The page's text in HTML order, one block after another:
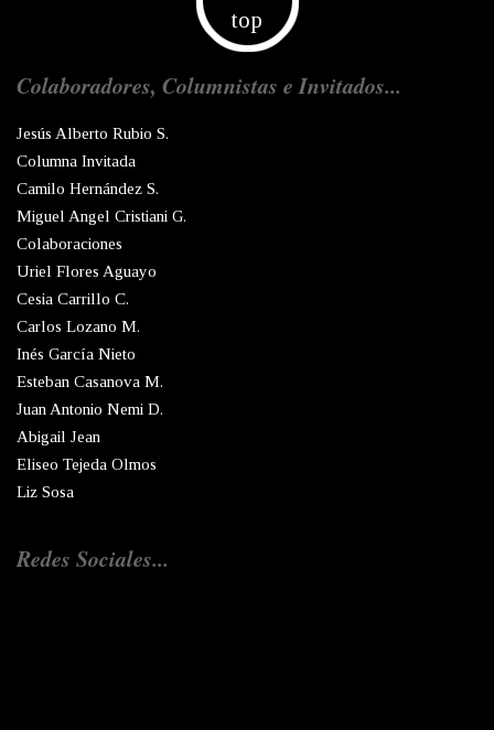
top
Colaboradores, Columnistas e Invitados...
Jesús Alberto Rubio S.
Columna Invitada
Camilo Hernández S.
Miguel Angel Cristiani G.
Colaboraciones
Uriel Flores Aguayo
Cesia Carrillo C.
Carlos Lozano M.
Inés García Nieto
Esteban Casanova M.
Juan Antonio Nemi D.
Abigail Jean
Eliseo Tejeda Olmos
Liz Sosa
Redes Sociales...